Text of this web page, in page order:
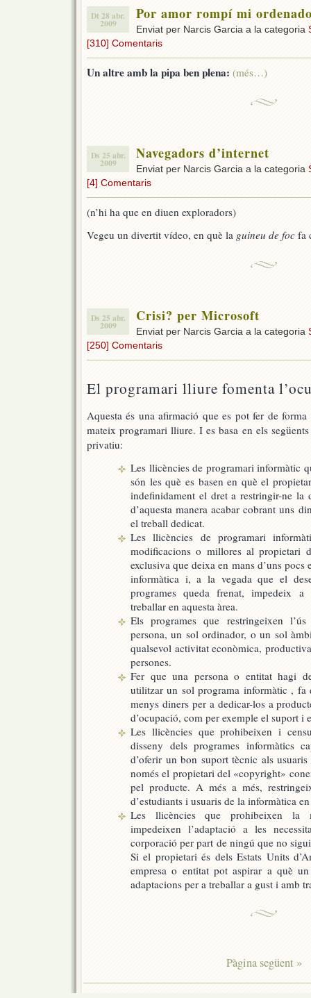
Dt 28 abr.
2009
Por amor rompí mi
Enviat per Narcis Garcia a la categoria
[310] Comentaris
Un altre amb la pipa ben plena: (més…)
Ds 25 abr.
2009
Navegadors d’internet
Enviat per Narcis Garcia a la categoria
[4] Comentaris
(n’hi ha que en diuen exploradors)
Vegeu un divertit vídeo, en què la guineu de foc fa
Ds 25 abr.
2009
Crisi? per Microsoft
Enviat per Narcis Garcia a la categoria
[250] Comentaris
El programari lliure fomenta
Aquesta és una afirmació que es pot fer de
mateix programari lliure. I es basa en els
privatiu:
Les llicències de programari informàtic
són les què es basen en què el
indefinidament el dret a restringir-ne
d’aquesta manera acabar cobrant uns
el treball dedicat.
Les llicències de programari
modificacions o millores al propietari
exclusiva que deixa en mans d’uns
informàtica i, a la vegada que el
programes queda frenat, impedeix
treballar en aquesta àrea.
Els programes que restringeixen
persona, un sol ordinador, o un sol
qualsevol activitat econòmica,
persones.
Fer que una persona o entitat hagi
utilitzar un sol programa informàtic , fa
menys diners per a dedicar-los a
d’ocupació, com per exemple el suport i
Les llicències que prohibeixen i
disseny dels programes informàtics
d’oferir un bon suport tècnic als
només el propietari del «copyright»
pel producte. A més a més,
d’estudiants i usuaris de la informàtica
Les llicències que prohibeixen la
impedeixen l’adaptació a les
corporació per part de ningú que no
Si el propietari és dels Estats Units
empresa o entitat pot aspirar a què
adaptacions per a treballar a gust i amb
Pàgina següent »